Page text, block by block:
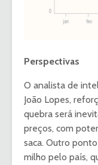
Perspectivas
O analista de
João Lopes,
quebra será
preços, com
saca. Outro
milho pelo país,